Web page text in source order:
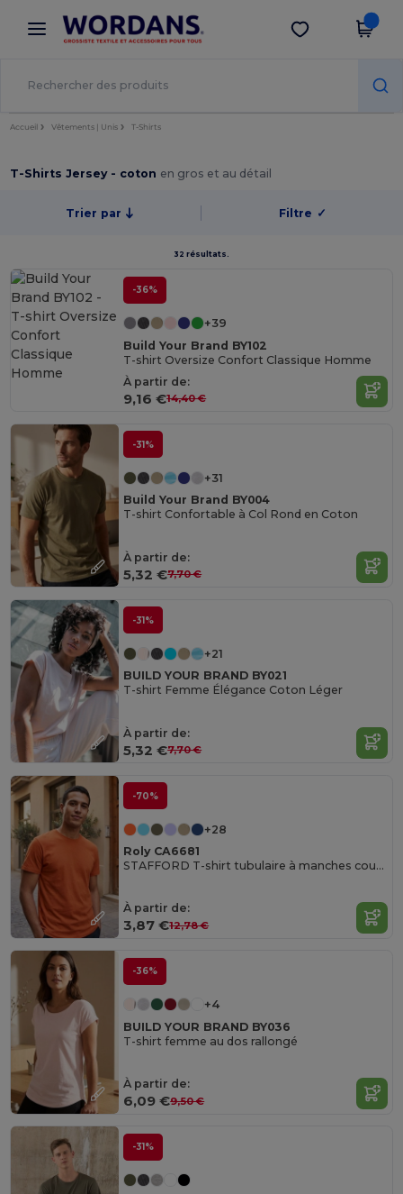
× Appli Wordans
Meilleurs prix sur l’app !
Obtenir l'appli
Accueil Vêtements | Unis T-Shirts
T-Shirts Jersey - coton en gros et au détail
Trier par Filtre ✓
32 résultats.
-36%
+39
Build Your Brand BY102
T-shirt Oversize Confort Classique Homme
À partir de:
9,16 €14,40 €
-31%
+31
Build Your Brand BY004
T-shirt Confortable à Col Rond en Coton
À partir de:
5,32 €7,70 €
-31%
+21
BUILD YOUR BRAND BY021
T-shirt Femme Élégance Coton Léger
À partir de:
5,32 €7,70 €
-70%
+28
Roly CA6681
STAFFORD T-shirt tubulaire à manches courtes
À partir de:
3,87 €12,78 €
-36%
+4
BUILD YOUR BRAND BY036
T-shirt femme au dos rallongé
À partir de:
6,09 €9,50 €
-31%